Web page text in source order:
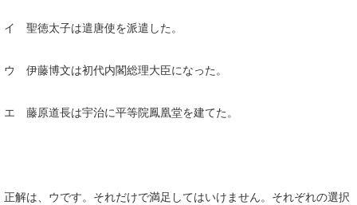
イ 聖徳太子は遣唐使を派遣した。
ウ 伊藤博文は初代内閣総理大臣になった。
エ 藤原道長は宇治に平等院鳳凰堂を建てた。
正解は、ウです。それだけで満足してはいけません。それぞれの選択